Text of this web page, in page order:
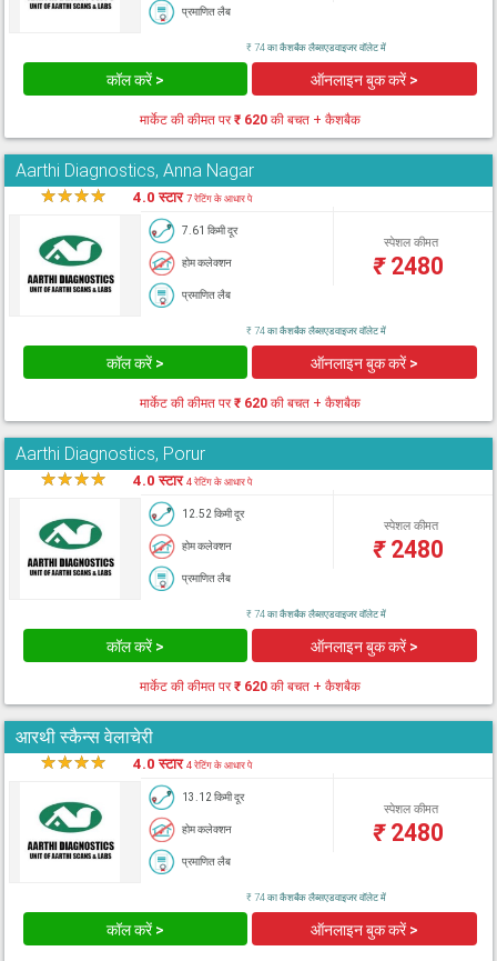
प्रमाणित लैब
₹ 74 का कैशबैक लैब्सएडवाइजर वॉलेट में
कॉल करें > ऑनलाइन बुक करें >
मार्केट की कीमत पर₹ 620की बचत + कैशबैक
Aarthi Diagnostics, Anna Nagar
★★★★ 4.0 स्टार7 रेटिंग के आधार पे
7.61 किमी दूर
होम कलेक्शन
प्रमाणित लैब
स्पेशल कीमत
₹2480
₹ 74 का कैशबैक लैब्सएडवाइजर वॉलेट में
कॉल करें > ऑनलाइन बुक करें >
मार्केट की कीमत पर₹ 620की बचत + कैशबैक
Aarthi Diagnostics, Porur
★★★★ 4.0 स्टार4 रेटिंग के आधार पे
12.52 किमी दूर
होम कलेक्शन
प्रमाणित लैब
स्पेशल कीमत
₹2480
₹ 74 का कैशबैक लैब्सएडवाइजर वॉलेट में
कॉल करें > ऑनलाइन बुक करें >
मार्केट की कीमत पर₹ 620की बचत + कैशबैक
आरथी स्कैन्स वेलाचेरी
★★★★ 4.0 स्टार4 रेटिंग के आधार पे
13.12 किमी दूर
होम कलेक्शन
प्रमाणित लैब
स्पेशल कीमत
₹2480
₹ 74 का कैशबैक लैब्सएडवाइजर वॉलेट में
कॉल करें > ऑनलाइन बुक करें >